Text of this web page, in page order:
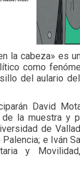
la cabeza» es
como
del aulario
David
la muestra y
de
e Iván
y